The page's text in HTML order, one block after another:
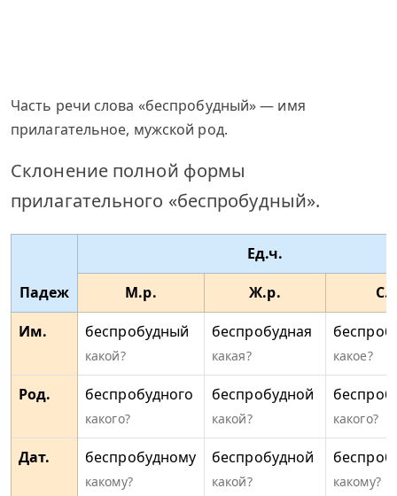
Часть речи слова «беспробудный» — имя
прилагательное, мужской род.
Склонение полной формы
прилагательного «беспробудный».
Падеж
Ед.ч.
М.р.
Ж.р.
Им.
беспробудный
какой?
беспробудная
какая? какое?
Род. беспробудного
какого?
беспробудной
какой? какого?
Дат. беспробудному
какому?
беспробудной
какой? какому?